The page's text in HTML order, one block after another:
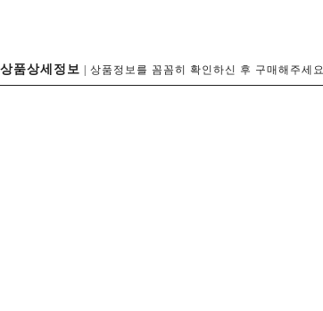
상품상세정보 | 상품정보를 꼼꼼히 확인하신 후 구매해주세요.